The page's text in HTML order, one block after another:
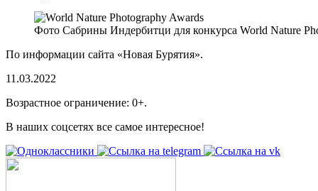
Фото Сабрины Индербитци для конкурса World Nature
По информации сайта «Новая Бурятия».
11.03.2022
Возрастное ограничение: 0+.
В наших соцсетях все самое интересное!